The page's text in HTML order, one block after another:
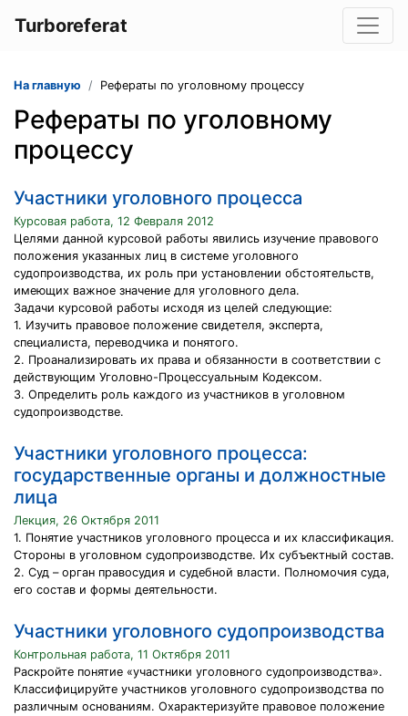
Turboreferat
На главную Рефераты по уголовному процессу
Рефераты по уголовному
процессу
Участники уголовного процесса
Курсовая работа, 12 Февраля 2012
Целями данной курсовой работы явились изучение правового
положения указанных лиц в системе уголовного
судопроизводства, их роль при установлении обстоятельств,
имеющих важное значение для уголовного дела.
Задачи курсовой работы исходя из целей следующие:
1. Изучить правовое положение свидетеля, эксперта,
специалиста, переводчика и понятого.
2. Проанализировать их права и обязанности в соответствии с
действующим Уголовно-Процессуальным Кодексом.
3. Определить роль каждого из участников в уголовном
судопроизводстве.
Участники уголовного процесса:
государственные органы и должностные
лица
Лекция, 26 Октября 2011
1. Понятие участников уголовного процесса и их классификация.
Стороны в уголовном судопроизводстве. Их субъектный состав.
2. Суд – орган правосудия и судебной власти. Полномочия суда,
его состав и формы деятельности.
Участники уголовного судопроизводства
Контрольная работа, 11 Октября 2011
Раскройте понятие «участники уголовного судопроизводства».
Классифицируйте участников уголовного судопроизводства по
различным основаниям. Охарактеризуйте правовое положение